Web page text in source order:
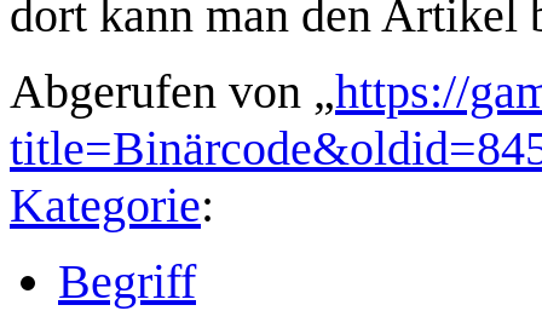
dort kann man den Artikel
Abgerufen von „https://
Kategorie:
Begriff